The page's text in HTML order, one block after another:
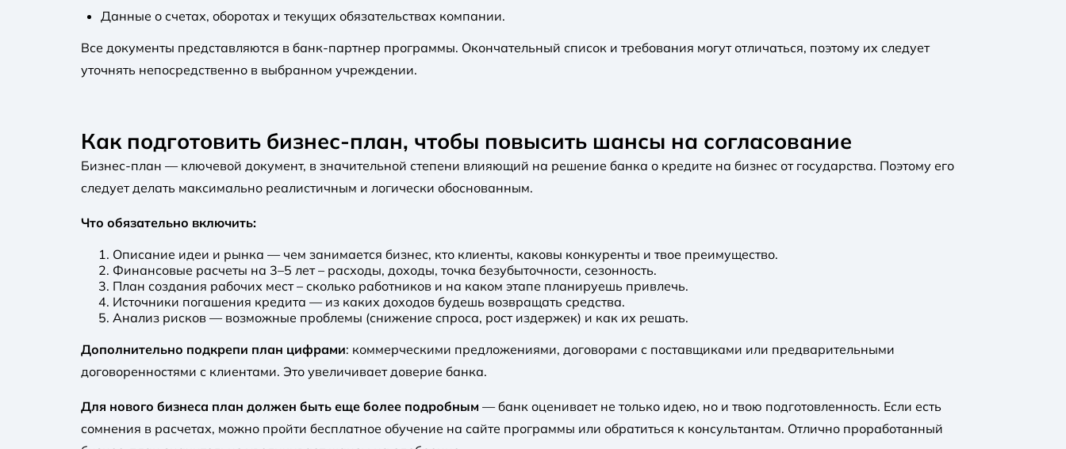
Данные о счетах, оборотах и ​​текущих обязательствах компании.
Все документы представляются в банк-партнер программы. Окончательный список и требования могут отличаться, поэтому их следует
уточнять непосредственно в выбранном учреждении.
Как подготовить бизнес-план, чтобы повысить шансы на согласование
Бизнес-план — ключевой документ, в значительной степени влияющий на решение банка о кредите на бизнес от государства. Поэтому его
следует делать максимально реалистичным и логически обоснованным.
Что обязательно включить:
Описание идеи и рынка — чем занимается бизнес, кто клиенты, каковы конкуренты и твое преимущество.
Финансовые расчеты на 3–5 лет – расходы, доходы, точка безубыточности, сезонность.
План создания рабочих мест – сколько работников и на каком этапе планируешь привлечь.
Источники погашения кредита — из каких доходов будешь возвращать средства.
Анализ рисков — возможные проблемы (снижение спроса, рост издержек) и как их решать.
Дополнительно подкрепи план цифрами: коммерческими предложениями, договорами с поставщиками или предварительными
договоренностями с клиентами. Это увеличивает доверие банка.
Для нового бизнеса план должен быть еще более подробным — банк оценивает не только идею, но и твою подготовленность. Если есть
сомнения в расчетах, можно пройти бесплатное обучение на сайте программы или обратиться к консультантам. Отлично проработанный